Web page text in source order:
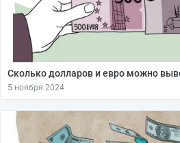
Сколько долларов и евро можно
5 ноября 2024